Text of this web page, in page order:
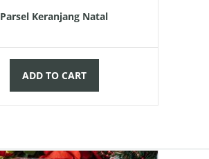
Parsel Keranjang Natal
ADD TO CART